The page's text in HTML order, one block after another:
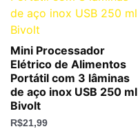
Mini Processador
Elétrico de Alimentos
Portátil com 3 lâminas
de aço inox USB 250 ml
Bivolt
R$21,99